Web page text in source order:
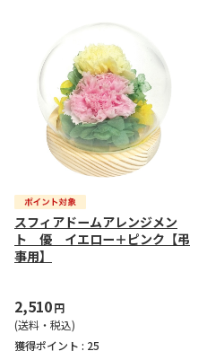
スフィアドームアレンジメン
ト 優 イエロー＋ピンク【弔
事用】
2,510円
(送料・税込)
獲得ポイント : 25